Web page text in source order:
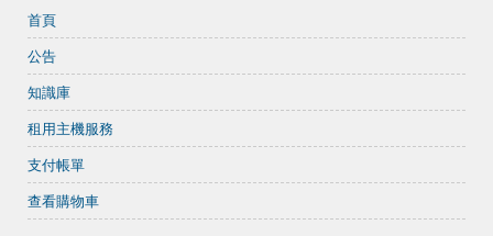
首頁
公告
知識庫
租用主機服務
支付帳單
查看購物車